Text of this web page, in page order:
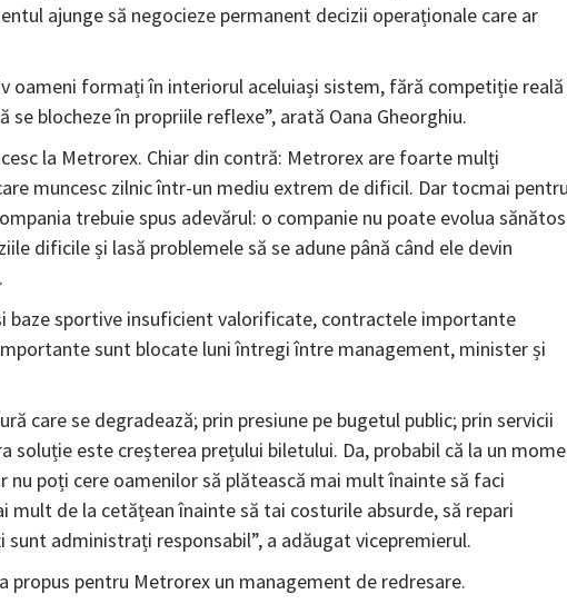
ajunge să negocieze permanent decizii operaționale care ar
oameni formați în interiorul aceluiași sistem, fără competiție
blocheze în propriile reflexe”, arată Oana Gheorghiu.
la Metrorex. Chiar din contră: Metrorex are foarte mulți
muncesc zilnic într-un mediu extrem de dificil. Dar tocmai
trebuie spus adevărul: o companie nu poate evolua sănătos
dificile și lasă problemele să se adune până când ele devin
baze sportive insuficient valorificate, contractele importante
sunt blocate luni întregi între management, minister și
care se degradează; prin presiune pe bugetul public; prin servicii
soluție este creșterea prețului biletului. Da, probabil că la un
poți cere oamenilor să plătească mai mult înainte să faci
de la cetățean înainte să tai costurile absurde, să repari
administrați responsabil”, a adăugat vicepremierul.
propus pentru Metrorex un management de redresare.